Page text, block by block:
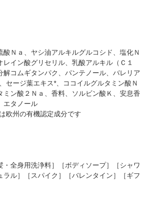
酸Ｎａ、ヤシ油アルキルグルコシド、塩化Ｎ
レイン酸グリセリル、乳酸アルキル（Ｃ１
解コムギタンパク、パンテノール、バレリア
セージ葉エキス*、ココイルグルタミン酸Ｎ
ミン酸２Ｎａ、香料、ソルビン酸Ｋ、安息香
エタノール
欧州の有機認定成分です
・全身用洗浄料］［ボディソープ］［シャワ
ラル］［スパイク］［バレンタイン］［ギフ